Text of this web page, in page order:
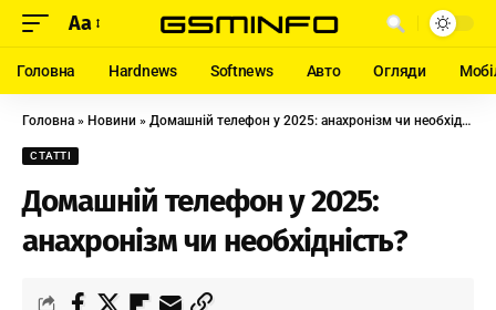
Aa
Головна Hardnews Softnews Авто Огляди
Головна » Новини » Домашній телефон у 2025: анахронізм чи необхідність?
СТАТТІ
Домашній телефон у 2025:
анахронізм чи необхідність?